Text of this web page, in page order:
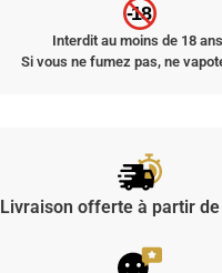
-18
Interdit au moins de 18
Si vous ne fumez pas, ne
Livraison offerte à partir